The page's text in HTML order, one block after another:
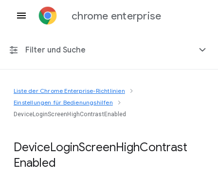
chrome enterprise
Filter und Suche
Alle Plattformen
Chrome 151
Liste der Chrome Enterprise-Richtlinien
Einstellungen für Bedienungshilfen
DeviceLoginScreenHighContrastEnabled
DeviceLoginScreenHighContrast
Enabled